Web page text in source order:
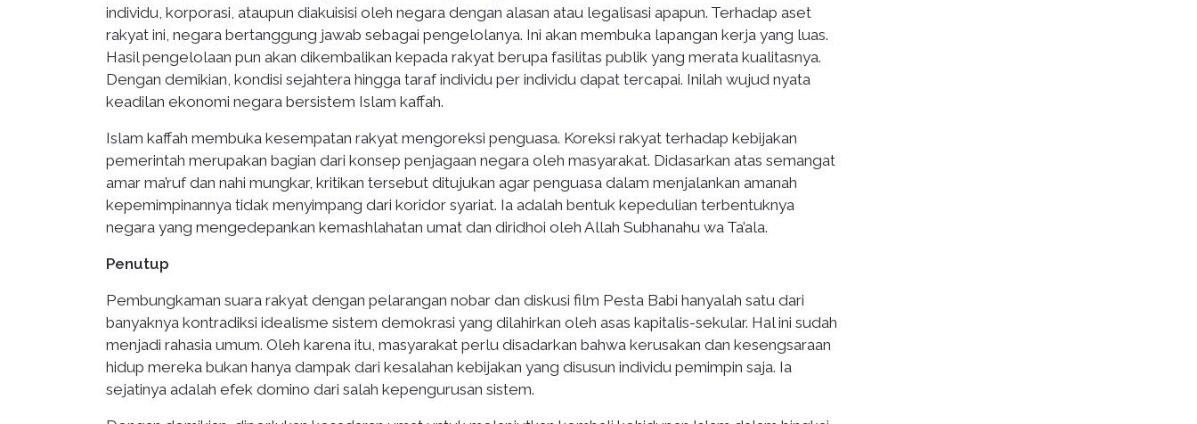
individu, korporasi, ataupun diakuisisi oleh negara dengan alasan atau legalisasi apapun. Terhadap aset
rakyat ini, negara bertanggung jawab sebagai pengelolanya. Ini akan membuka lapangan kerja yang luas.
Hasil pengelolaan pun akan dikembalikan kepada rakyat berupa fasilitas publik yang merata kualitasnya.
Dengan demikian, kondisi sejahtera hingga taraf individu per individu dapat tercapai. Inilah wujud nyata
keadilan ekonomi negara bersistem Islam kaffah.
Islam kaffah membuka kesempatan rakyat mengoreksi penguasa. Koreksi rakyat terhadap kebijakan
pemerintah merupakan bagian dari konsep penjagaan negara oleh masyarakat. Didasarkan atas semangat
amar ma’ruf dan nahi mungkar, kritikan tersebut ditujukan agar penguasa dalam menjalankan amanah
kepemimpinannya tidak menyimpang dari koridor syariat. Ia adalah bentuk kepedulian terbentuknya
negara yang mengedepankan kemashlahatan umat dan diridhoi oleh Allah Subhanahu wa Ta’ala.
Penutup
Pembungkaman suara rakyat dengan pelarangan nobar dan diskusi film Pesta Babi hanyalah satu dari
banyaknya kontradiksi idealisme sistem demokrasi yang dilahirkan oleh asas kapitalis-sekular. Hal ini sudah
menjadi rahasia umum. Oleh karena itu, masyarakat perlu disadarkan bahwa kerusakan dan kesengsaraan
hidup mereka bukan hanya dampak dari kesalahan kebijakan yang disusun individu pemimpin saja. Ia
sejatinya adalah efek domino dari salah kepengurusan sistem.